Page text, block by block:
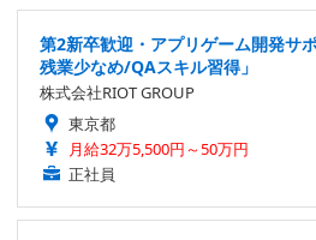
第2新卒歓迎・アプリゲーム開発サ
残業少なめ/QAスキル習得」
株式会社RIOT GROUP
東京都
月給32万5,500円～50万円
正社員